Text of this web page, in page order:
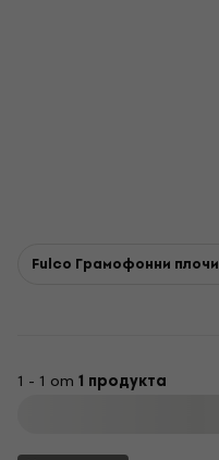
Fulco Грамофонни плочи
1 - 1 от 1 продукта